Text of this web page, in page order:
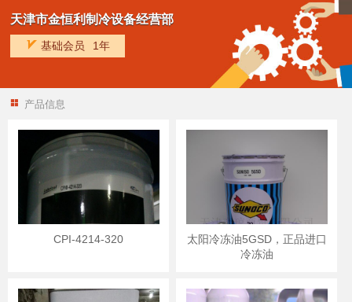
天津市金恒利制冷设备经营部
基础会员 1年
产品信息
CPI-4214-320
太阳冷冻油5GSD，正品进口
冷冻油